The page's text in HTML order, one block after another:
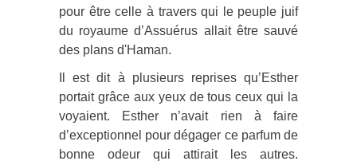
pour être celle à travers qui le peuple juif
du royaume d’Assuérus allait être sauvé
des plans d'Haman.
Il est dit à plusieurs reprises qu’Esther
portait grâce aux yeux de tous ceux qui la
voyaient. Esther n’avait rien à faire
d’exceptionnel pour dégager ce parfum de
bonne odeur qui attirait les autres.